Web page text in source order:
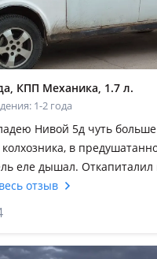
КПП Механика, 1.7 л.
1-2 года
Нивой 5д чуть больше
колхозника, в
еле дышал. Откапиталил
(ремонт и интересное,
Машина на ура! Да,
стоит относиться как к
Это железный конь,
отзыв